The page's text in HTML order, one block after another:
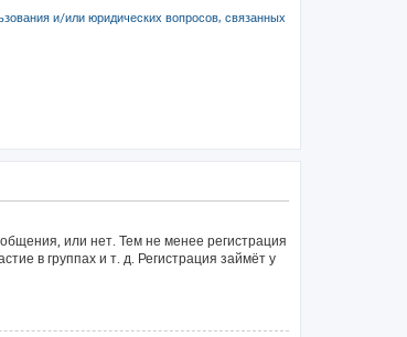
и/или юридических вопросов, связанных
или нет. Тем не менее регистрация
в группах и т. д. Регистрация займёт у